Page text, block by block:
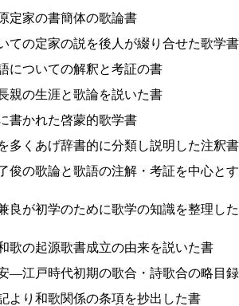
定家の書簡体の歌論書
ての定家の説を後人が綴り合せた歌学書
についての解釈と考証の書
親の生涯と歌論を説いた書
書かれた啓蒙的歌学書
多くあげ辞書的に分類し説明した注釈書
俊の歌論と歌語の注解・考証を中心とす
良が初学のために歌学の知識を整理した
歌の起源歌書成立の由来を説いた書
—江戸時代初期の歌合・詩歌合の略目録
より和歌関係の条項を抄出した書